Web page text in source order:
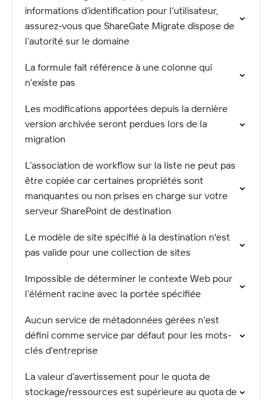
informations d’identification pour l’utilisateur,
assurez-vous que ShareGate Migrate dispose de
l’autorité sur le domaine
La formule fait référence à une colonne qui
n’existe pas
Les modifications apportées depuis la dernière
version archivée seront perdues lors de la
migration
L’association de workflow sur la liste ne peut pas
être copiée car certaines propriétés sont
manquantes ou non prises en charge sur votre
serveur SharePoint de destination
Le modèle de site spécifié à la destination n'est
pas valide pour une collection de sites
Impossible de déterminer le contexte Web pour
l’élément racine avec la portée spécifiée
Aucun service de métadonnées gérées n’est
défini comme service par défaut pour les mots-
clés d’entreprise
La valeur d’avertissement pour le quota de
stockage/ressources est supérieure au quota de